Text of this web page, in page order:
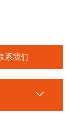
系我们